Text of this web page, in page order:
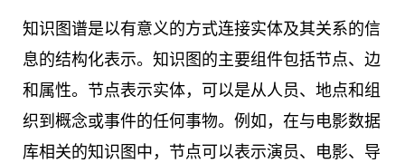
知识图谱是以有意义的方式连接实体及其关系的信
息的结构化表示。知识图的主要组件包括节点、边
和属性。节点表示实体，可以是从人员、地点和组
织到概念或事件的任何事物。例如，在与电影数据
库相关的知识图中，节点可以表示演员、电影、导